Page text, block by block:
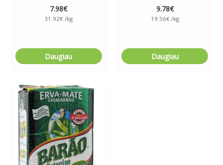
7.98€
31.92€ /kg
Daugiau
9.78€
19.56€/kg
Daugiau
Price
range:
9.99€
through
17.99€
This
product
has
multiple
variants.
The
options